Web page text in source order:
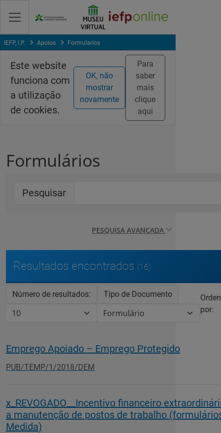
para
conteúdo
IEFP, I.P. Apoios Formularios
Este website
funciona com
a utilização
de cookies.
OK, não
mostrar
novamente
Para
saber
mais
clique
aqui
Formulários
Pesquisar
PESQUISA AVANÇADA
Resultados encontrados (16)
Número de resultados: Tipo de Documento
por:
Emprego Apoiado – Emprego Protegido
PUB/TEMP/1/2018/DEM
x_REVOGADO__Incentivo financeiro
a manutenção de postos de trabalho
Medida)